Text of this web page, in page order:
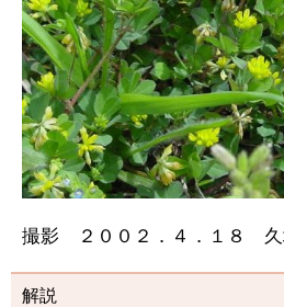
撮影 ２００２．４．１８ 久
解説